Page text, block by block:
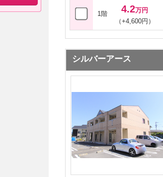
1階 4.2万円
（+4,600円）
シルバーアース